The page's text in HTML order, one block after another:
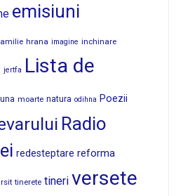
emisiuni
hrana imagine inchinare
jertfa Lista de
moarte natura odihna Poezii
Radio
redesteptare reforma
tinerete tineri versete